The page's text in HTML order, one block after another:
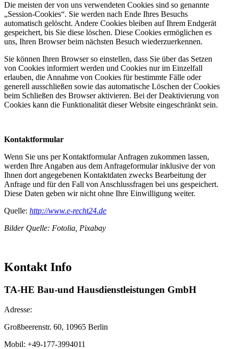
Die meisten der von uns verwendeten Cookies sind so genannte
„Session-Cookies“. Sie werden nach Ende Ihres Besuchs
automatisch gelöscht. Andere Cookies bleiben auf Ihrem Endgerät
gespeichert, bis Sie diese löschen. Diese Cookies ermöglichen es
uns, Ihren Browser beim nächsten Besuch wiederzuerkennen.
Sie können Ihren Browser so einstellen, dass Sie über das Setzen
von Cookies informiert werden und Cookies nur im Einzelfall
erlauben, die Annahme von Cookies für bestimmte Fälle oder
generell ausschließen sowie das automatische Löschen der Cookies
beim Schließen des Browser aktivieren. Bei der Deaktivierung von
Cookies kann die Funktionalität dieser Website eingeschränkt sein.
Kontaktformular
Wenn Sie uns per Kontaktformular Anfragen zukommen lassen,
werden Ihre Angaben aus dem Anfrageformular inklusive der von
Ihnen dort angegebenen Kontaktdaten zwecks Bearbeitung der
Anfrage und für den Fall von Anschlussfragen bei uns gespeichert.
Diese Daten geben wir nicht ohne Ihre Einwilligung weiter.
Quelle: http://www.e-recht24.de
Bilder Quelle: Fotolia, Pixabay
Kontakt Info
TA-HE Bau-und Hausdienstleistungen GmbH
Adresse:
Großbeerenstr. 60, 10965 Berlin
Mobil: +49-177-3994011